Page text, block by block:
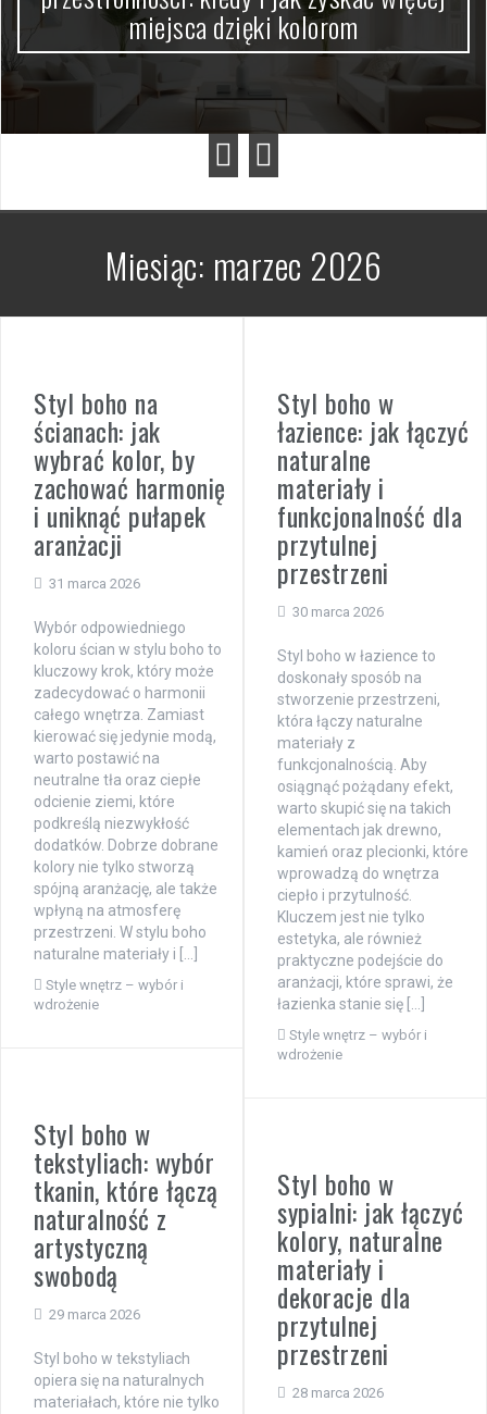
miejsca dzięki kolorom
Miesiąc: marzec 2026
Styl boho na
ścianach: jak
wybrać kolor, by
zachować harmonię
i uniknąć pułapek
aranżacji
31 marca 2026
Wybór odpowiedniego
koloru ścian w stylu boho to
kluczowy krok, który może
zadecydować o harmonii
całego wnętrza. Zamiast
kierować się jedynie modą,
warto postawić na
neutralne tła oraz ciepłe
odcienie ziemi, które
podkreślą niezwykłość
dodatków. Dobrze dobrane
kolory nie tylko stworzą
spójną aranżację, ale także
wpłyną na atmosferę
przestrzeni. W stylu boho
naturalne materiały i […]
Style wnętrz – wybór i
wdrożenie
Styl boho w
łazience: jak łączyć
naturalne
materiały i
funkcjonalność dla
przytulnej
przestrzeni
30 marca 2026
Styl boho w łazience to
doskonały sposób na
stworzenie przestrzeni,
która łączy naturalne
materiały z
funkcjonalnością. Aby
osiągnąć pożądany efekt,
warto skupić się na takich
elementach jak drewno,
kamień oraz plecionki, które
wprowadzą do wnętrza
ciepło i przytulność.
Kluczem jest nie tylko
estetyka, ale również
praktyczne podejście do
aranżacji, które sprawi, że
łazienka stanie się […]
Style wnętrz – wybór i
wdrożenie
Styl boho w
tekstyliach: wybór
tkanin, które łączą
naturalność z
artystyczną
swobodą
29 marca 2026
Styl boho w tekstyliach
opiera się na naturalnych
materiałach, które nie tylko
Styl boho w
sypialni: jak łączyć
kolory, naturalne
materiały i
dekoracje dla
przytulnej
przestrzeni
28 marca 2026